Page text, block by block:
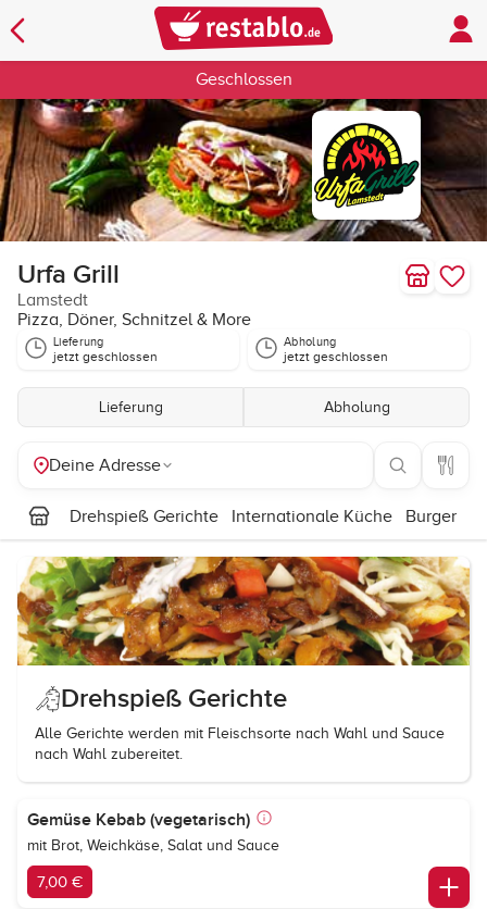
Geschlossen
Urfa Grill
Lamstedt
Pizza, Döner, Schnitzel & More
Lieferung
jetzt geschlossen
Abholung
jetzt geschlossen
Lieferung Abholung
Deine Adresse
Drehspieß Gerichte Internationale Küche Burger
Drehspieß Gerichte
Alle Gerichte werden mit Fleischsorte nach Wahl und Sauce
nach Wahl zubereitet.
Gemüse Kebab (vegetarisch)
mit Brot, Weichkäse, Salat und Sauce
7,00 €